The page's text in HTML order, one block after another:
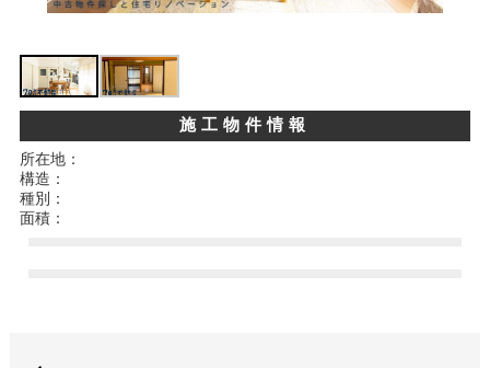
施工物件情報
所在地：
構造：
種別：
面積：